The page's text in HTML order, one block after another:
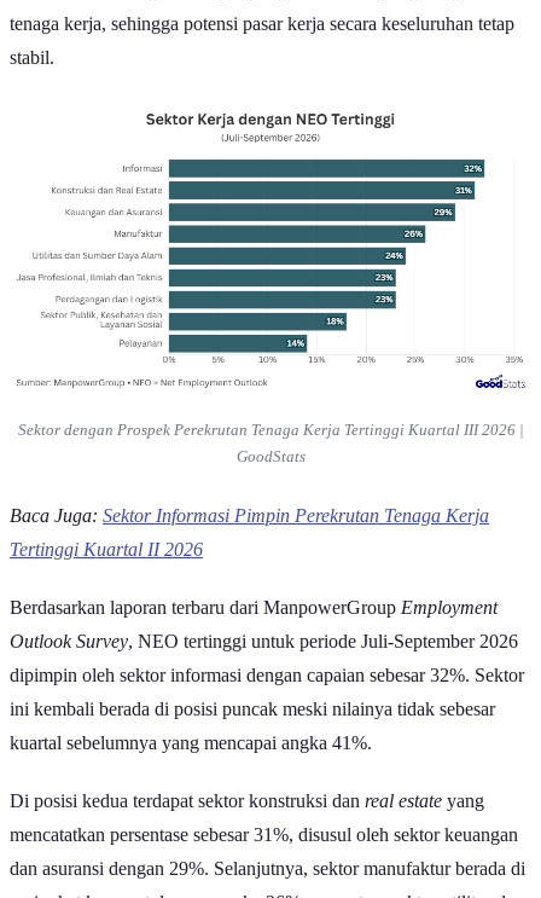
Potret Pekerja di Sektor Informasi | Pisey Tuon/Pexels
Kondisi pasar tenaga kerja global yang dilihat dari nilai Indeks
Employment Outlook
(NEO) tercatat berada di angka 26% pada
Kuartal III 2026. Angka ini mengalami penurunan sebesar 5 persen
poin jika dibandingkan dengan kuartal sebelumnya yang mencapai
31%. Walaupun demikian, jika disandingkan dengan periode yang
dengan peningkatan sebanyak 2 persen poin.
Indeks NEO sendiri berfungsi sebagai indikator arah dinamika
ketenagakerjaan, nilainya dihitung dari selisih antara persentase
mengurangi karyawan.
Nilai NEO yang tetap positif menandakan bahwa jumlah
perusahaan yang akan membuka lowongan kerja masih jauh lebih
dominan dibandingkan dengan yang melakukan pengurangan
stabil.